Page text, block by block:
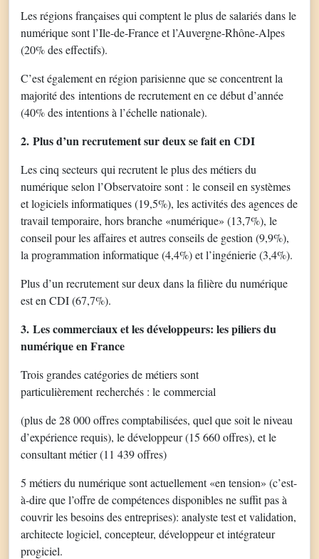
Les régions françaises qui comptent le plus de salariés dans le
numérique sont l’Ile-de-France et l’Auvergne-Rhône-Alpes
(20% des effectifs).
C’est également en région parisienne que se concentrent la
majorité des intentions de recrutement en ce début d’année
(40% des intentions à l’échelle nationale).
2. Plus d’un recrutement sur deux se fait en CDI
Les cinq secteurs qui recrutent le plus des métiers du
numérique selon l’Observatoire sont : le conseil en systèmes
et logiciels informatiques (19,5%), les activités des agences de
travail temporaire, hors branche «numérique» (13,7%), le
conseil pour les affaires et autres conseils de gestion (9,9%),
la programmation informatique (4,4%) et l’ingénierie (3,4%).
Plus d’un recrutement sur deux dans la filière du numérique
est en CDI (67,7%).
3. Les commerciaux et les développeurs: les piliers du
numérique en France
Trois grandes catégories de métiers sont
particulièrement recherchés : le commercial
(plus de 28 000 offres comptabilisées, quel que soit le niveau
d’expérience requis), le développeur (15 660 offres), et le
consultant métier (11 439 offres)
5 métiers du numérique sont actuellement «en tension» (c’est-
à-dire que l’offre de compétences disponibles ne suffit pas à
couvrir les besoins des entreprises): analyste test et validation,
architecte logiciel, concepteur, développeur et intégrateur
progiciel.